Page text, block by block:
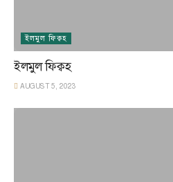
ইলমুল ফিক্বহ
ইলমুল ফিক্বহ
AUGUST 5, 2023